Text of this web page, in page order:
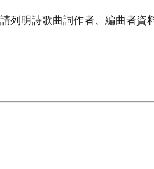
列明詩歌曲詞作者、編曲者資